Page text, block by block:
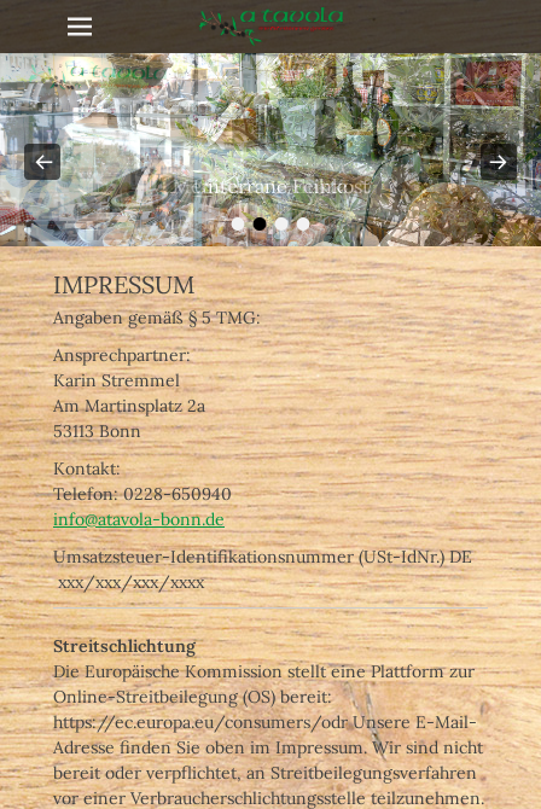
zum
Inhalt
überspringen
Primärmenü
••••
Unsere Produkte
IMPRESSUM
Angaben gemäß § 5 TMG:
Ansprechpartner:
Karin Stremmel
Am Martinsplatz 2a
53113 Bonn
Kontakt:
Telefon: 0228-650940
info@atavola-bonn.de
Umsatzsteuer-Identifikationsnummer (USt-IdNr.) DE
xxx/xxx/xxx/xxxx
Streitschlichtung
Die Europäische Kommission stellt eine Plattform zur
Online-Streitbeilegung (OS) bereit:
https://ec.europa.eu/consumers/odr Unsere E-Mail-
Adresse finden Sie oben im Impressum. Wir sind nicht
bereit oder verpflichtet, an Streitbeilegungsverfahren
vor einer Verbraucherschlichtungsstelle teilzunehmen.